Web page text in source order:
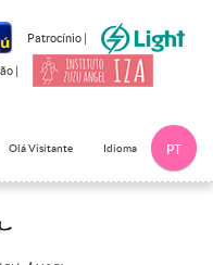
Patrocínio |
|
Olá Visitante Idioma PT